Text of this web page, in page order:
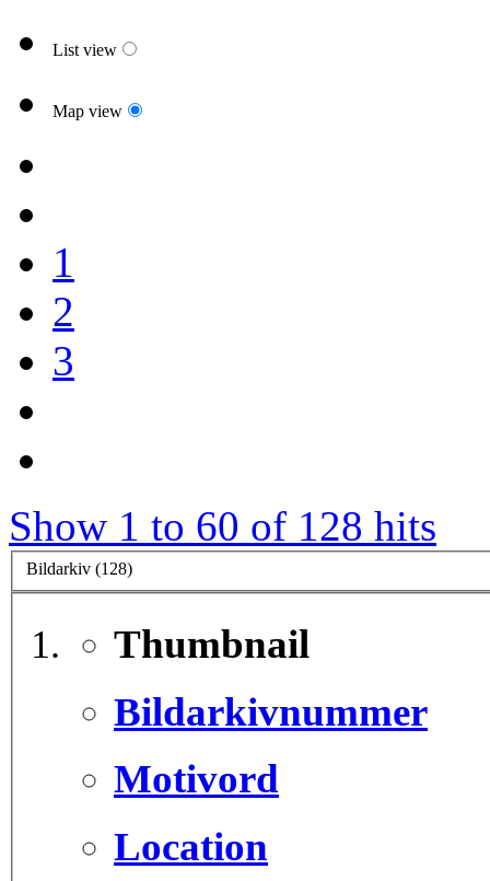
List view
Map view
1
2
3
Show 1 to 60 of 128 hits
Bildarkiv (128)
Thumbnail
Bildarkivnummer
Motivord
Location